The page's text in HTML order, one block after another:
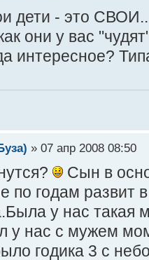
дети - это
они у вас
интересное?
» 07 апр 2008 08:50
Сын в
по годам развит
у нас такая
у нас с мужем
годика 3 с